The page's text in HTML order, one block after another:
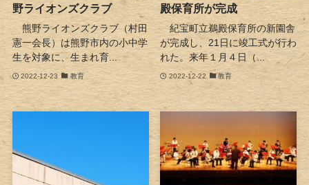
野ライオンズクラブ
熊野ライオンズクラブ（村田
憲一会長）は熊野市内の小中学
生を対象に、生まれ育...
2022-12-23 教育
殿保育所が完成
紀宝町立鵜殿保育所の新園舎
が完成し、21日に竣工式が行わ
れた。来年１月４日（...
2022-12-22 教育